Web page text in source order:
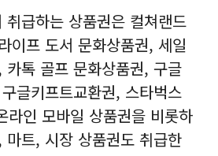
취급하는 상품권은 컬쳐랜드
이프 도서 문화상품권, 세일
카톡 골프 문화상품권, 구글
글키프트교환권, 스타벅스
라인 모바일 상품권을 비롯하
마트, 시장 상품권도 취급한